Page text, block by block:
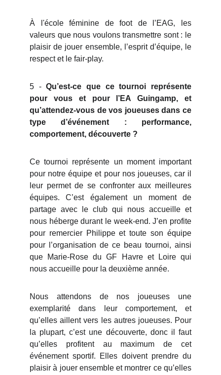
À l'école féminine de foot de l’EAG, les
valeurs que nous voulons transmettre sont : le
plaisir de jouer ensemble, l’esprit d’équipe, le
respect et le fair-play.
5 -Qu’est-ce que ce tournoi représente
pour vous et pour l’EA Guingamp, et
qu’attendez-vous de vos joueuses dans ce
type d’événement : performance,
comportement, découverte ?
Ce tournoi représente un moment important
pour notre équipe et pour nos joueuses, car il
leur permet de se confronter aux meilleures
équipes. C’est également un moment de
partage avec le club qui nous accueille et
nous héberge durant le week-end. J’en profite
pour remercier Philippe et toute son équipe
pour l’organisation de ce beau tournoi, ainsi
que Marie-Rose du GF Havre et Loire qui
nous accueille pour la deuxième année.
Nous attendons de nos joueuses une
exemplarité dans leur comportement, et
qu’elles aillent vers les autres joueuses. Pour
la plupart, c’est une découverte, donc il faut
qu’elles profitent au maximum de cet
événement sportif. Elles doivent prendre du
plaisir à jouer ensemble et montrer ce qu’elles